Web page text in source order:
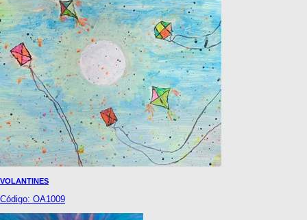
VOLANTINES
Código: OA1009